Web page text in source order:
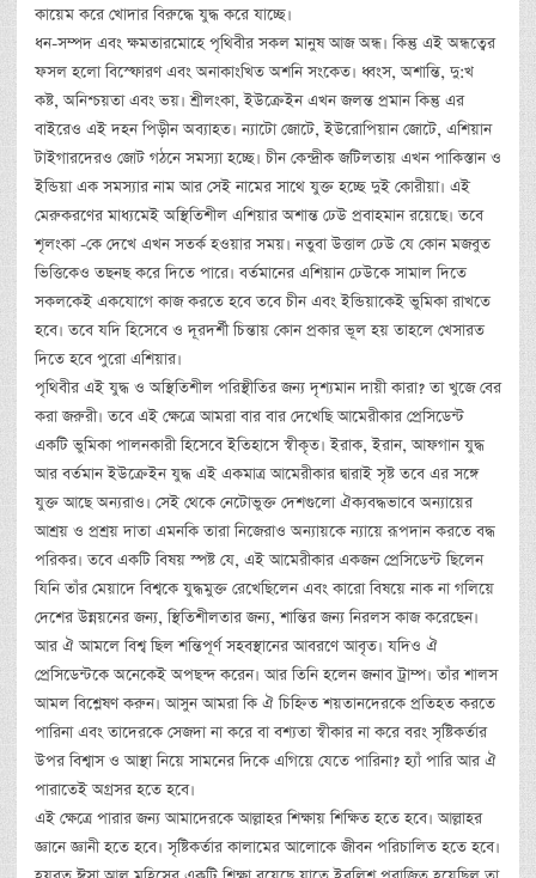
কায়েম করে খোদার বিরুদ্ধে যুদ্ধ করে যাচ্ছে।
ধন-সম্পদ এবং ক্ষমতারমোহে পৃথিবীর সকল মানুষ আজ অন্ধ। কিন্তু এই অন্ধত্বের
ফসল হলো বিস্ফোরণ এবং অনাকাংখিত অশনি সংকেত। ধ্বংস, অশান্তি, দু:খ
কষ্ট, অনিশ্চয়তা এবং ভয়। শ্রীলংকা, ইউক্রেইন এখন জলন্ত প্রমান কিন্তু এর
বাইরেও এই দহন পিড়ীন অব্যাহত। ন্যাটো জোটে, ইউরোপিয়ান জোটে, এশিয়ান
টাইগারদেরও জোট গঠনে সমস্যা হচ্ছে। চীন কেন্দ্রীক জটিলতায় এখন পাকিস্তান ও
ইন্ডিয়া এক সমস্যার নাম আর সেই নামের সাথে যুক্ত হচ্ছে দুই কোরীয়া। এই
মেরুকরণের মাধ্যমেই অস্থিতিশীল এশিয়ার অশান্ত ঢেউ প্রবাহমান রয়েছে। তবে
শৃলংকা -কে দেখে এখন সতর্ক হওয়ার সময়। নতুবা উত্তাল ঢেউ যে কোন মজবুত
ভিত্তিকেও তছনছ করে দিতে পারে। বর্তমানের এশিয়ান ঢেউকে সামাল দিতে
সকলকেই একযোগে কাজ করতে হবে তবে চীন এবং ইন্ডিয়াকেই ভুমিকা রাখতে
হবে। তবে যদি হিসেবে ও দূরদর্শী চিন্তায় কোন প্রকার ভূল হয় তাহলে খেসারত
দিতে হবে পুরো এশিয়ার।
পৃথিবীর এই যুদ্ধ ও অস্থিতিশীল পরিস্থীতির জন্য দৃশ্যমান দায়ী কারা? তা খুজে বের
করা জরুরী। তবে এই ক্ষেত্রে আমরা বার বার দেখেছি আমেরীকার প্রেসিডেন্ট
একটি ভুমিকা পালনকারী হিসেবে ইতিহাসে স্বীকৃত। ইরাক, ইরান, আফগান যুদ্ধ
আর বর্তমান ইউক্রেইন যুদ্ধ এই একমাত্র আমেরীকার দ্বারাই সৃষ্ট তবে এর সঙ্গে
যুক্ত আছে অন্যরাও। সেই থেকে নেটোভুক্ত দেশগুলো ঐক্যবদ্ধভাবে অন্যায়ের
আশ্রয় ও প্রশ্রয় দাতা এমনকি তারা নিজেরাও অন্যায়কে ন্যায়ে রূপদান করতে বদ্ধ
পরিকর। তবে একটি বিষয় স্পষ্ট যে, এই আমেরীকার একজন প্রেসিডেন্ট ছিলেন
যিনি তাঁর মেয়াদে বিশ্বকে যুদ্ধমুক্ত রেখেছিলেন এবং কারো বিষয়ে নাক না গলিয়ে
দেশের উন্নয়নের জন্য, স্থিতিশীলতার জন্য, শান্তির জন্য নিরলস কাজ করেছেন।
আর ঐ আমলে বিশ্ব ছিল শন্তিপূর্ণ সহবস্থানের আবরণে আবৃত। যদিও ঐ
প্রেসিডেন্টকে অনেকেই অপছন্দ করেন। আর তিনি হলেন জনাব ট্রাম্প। তাঁর শালস
আমল বিশ্লেষণ করুন। আসুন আমরা কি ঐ চিহ্নিত শয়তানদেরকে প্রতিহত করতে
পারিনা এবং তাদেরকে সেজদা না করে বা বশ্যতা স্বীকার না করে বরং সৃষ্টিকর্তার
উপর বিশ্বাস ও আস্থা নিয়ে সামনের দিকে এগিয়ে যেতে পারিনা? হ্যাঁ পারি আর ঐ
পারাতেই অগ্রসর হতে হবে।
এই ক্ষেত্রে পারার জন্য আমাদেরকে আল্লাহর শিক্ষায় শিক্ষিত হতে হবে। আল্লাহর
জ্ঞানে জ্ঞানী হতে হবে। সৃষ্টিকর্তার কালামের আলোকে জীবন পরিচালিত হতে হবে।